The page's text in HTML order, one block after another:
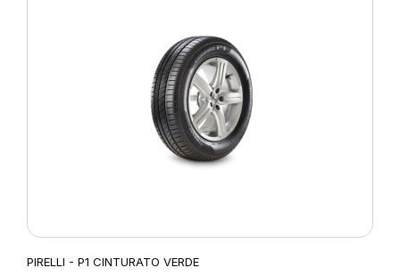
PIRELLI - P1 CINTURATO VERDE